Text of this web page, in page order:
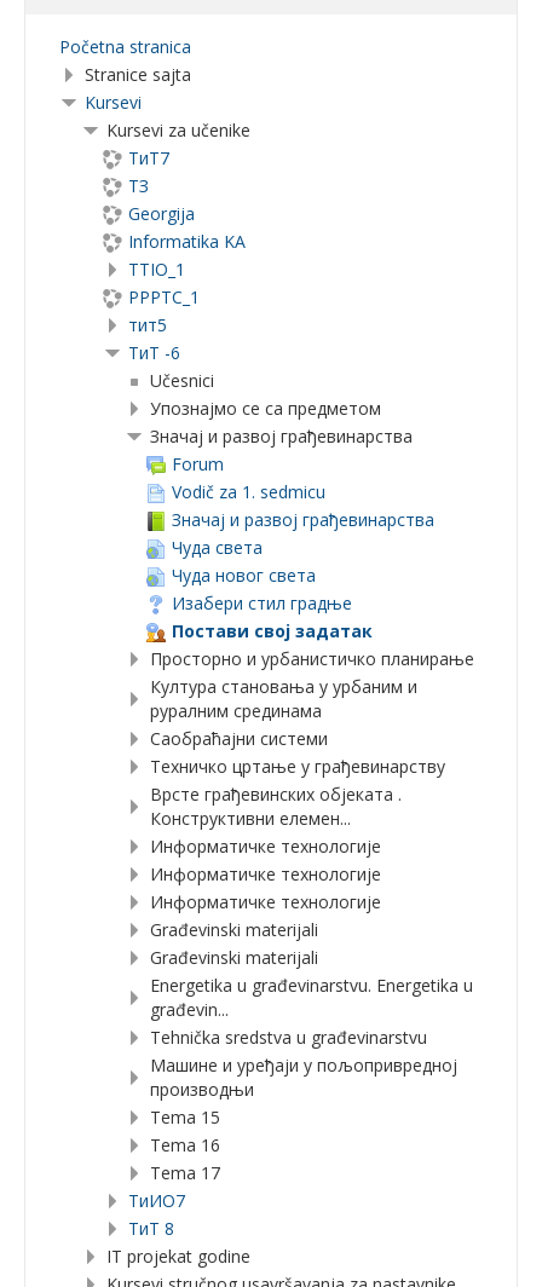
Početna stranica
Stranice sajta
Kursevi
Kursevi za učenike
ТиТ7
ТЗ
Georgija
Informatika KA
TTIO_1
PPPTC_1
тит5
ТиТ -6
Učesnici
Упознајмо се са предметом
Значај и развој грађевинарства
Forum
Vodič za 1. sedmicu
Значај и развој грађевинарства
Чуда света
Чуда новог света
Изабери стил градње
Постави свој задатак
Просторно и урбанистичко планирање
Култура становања у урбаним и
руралним срединама
Саобраћајни системи
Техничко цртање у грађевинарству
Врсте грађевинских објеката .
Конструктивни елемен...
Информатичке технологије
Информатичке технологије
Информатичке технологије
Građevinski materijali
Građevinski materijali
Energetika u građevinarstvu. Energetika u
građevin...
Tehnička sredstva u građevinarstvu
Машине и уређаји у пољопривредној
производњи
Tema 15
Tema 16
Tema 17
TиИО7
ТиТ 8
IT projekat godine